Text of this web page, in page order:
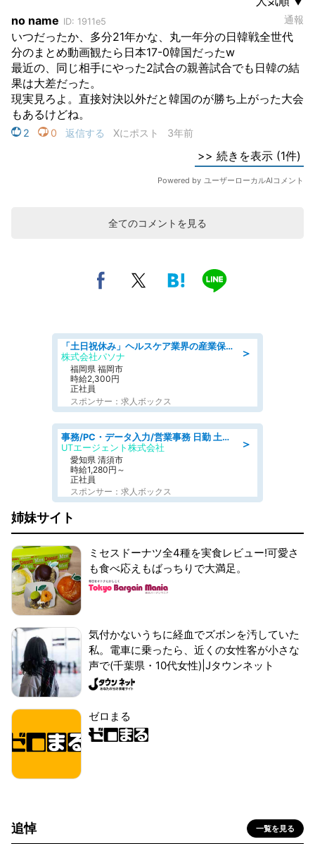
全てのコメントを見る
＞
「土日祝休み」ヘルスケア業界の産業保健師/高時給/未経験OK/要資格:保健師、正看護師
株式会社パソナ
福岡県 福岡市
時給2,300円
正社員
スポンサー：求人ボックス
＞
事務/PC・データ入力/営業事務 日勤 土日休み 残業少なめ 車通勤OK 総合事務
UTエージェント株式会社
愛知県 清須市
時給1,280円～
正社員
スポンサー：求人ボックス
姉妹サイト
ミセスドーナツ全4種を実食レビュー!可愛さ
も食べ応えもばっちりで大満足。
気付かないうちに経血でズボンを汚していた
私。電車に乗ったら、近くの女性客が小さな
声で(千葉県・10代女性)|Jタウンネット
ゼロまる
追悼 一覧を見る